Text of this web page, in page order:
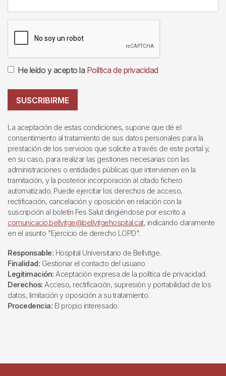
He leído y acepto la Política de privacidad
SUSCRIBIRME
La aceptación de estas condiciones, supone que dé el
consentimiento al tratamiento de sus datos personales para la
prestación de los servicios que solicite a través de este portal y,
en su caso, para realizar las gestiones necesarias con las
administraciones o entidades públicas que intervienen en la
tramitación, y la posterior incorporación al citado fichero
automatizado. Puede ejercitar los derechos de acceso,
rectificación, cancelación y oposición en relación con la
suscripción al boletín Fes Salut dirigiéndose por escrito a
comunicacio.bellvitge@bellvitgehospital.cat, indicando claramente
en el asunto "Ejercicio de derecho LOPD".
Responsable: Hospital Universitario de Bellvitge.
Finalidad: Gestionar el contacto del usuario
Legitimación: Aceptación expresa de la política de privacidad.
Derechos: Acceso, rectificación, supresión y portabilidad de los
datos, limitación y oposición a su tratamiento.
Procedencia: El propio interesado.